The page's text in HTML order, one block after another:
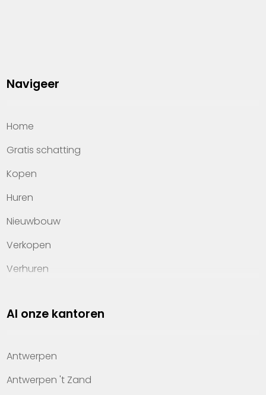
Navigeer
Home
Gratis schatting
Kopen
Huren
Nieuwbouw
Verkopen
Verhuren
Property management
Kennis van wonen
Kantoren
Al onze kantoren
Antwerpen
Antwerpen 't Zand